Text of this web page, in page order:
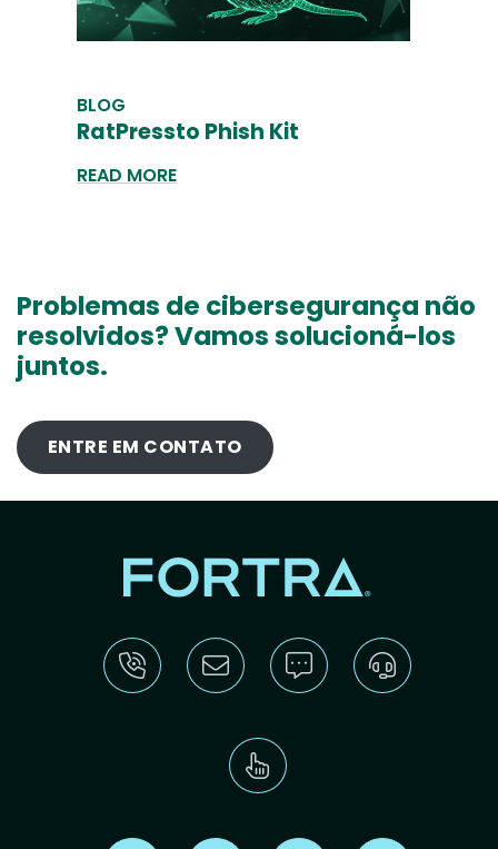
BLOG
RatPressto Phish Kit
READ MORE
Problemas de cibersegurança não
resolvidos? Vamos solucioná-los
juntos.
ENTRE EM CONTATO